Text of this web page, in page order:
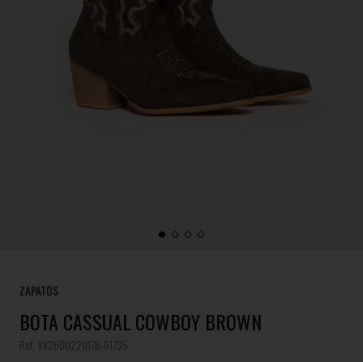
ZAPATOS
BOTA CASSUAL COWBOY BROWN
Ref. YX2600220178-61735